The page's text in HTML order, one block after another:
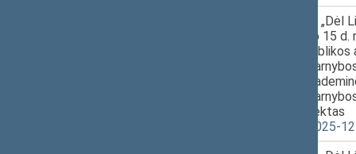
Seimo nutarimo „Dėl
2011 m. rugsėjo 15
Lietuvos
kontrolieriaus
Respublikos
kontrolieriaus
pakeitimo“ projektas
XVP-1076(2) 2025-